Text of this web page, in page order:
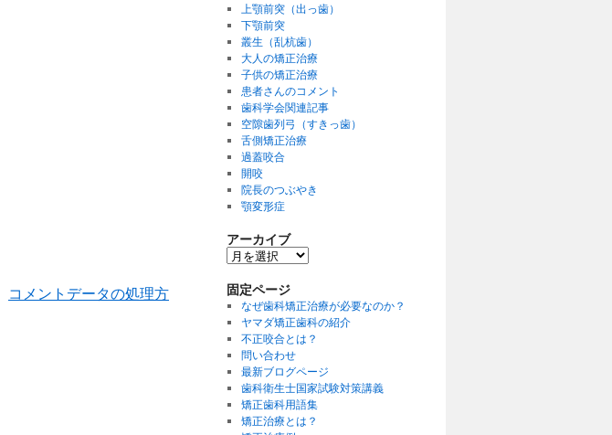
コメントデータの処理方
上顎前突（出っ歯）
下顎前突
叢生（乱杭歯）
大人の矯正治療
子供の矯正治療
患者さんのコメント
歯科学会関連記事
空隙歯列弓（すきっ歯）
舌側矯正治療
過蓋咬合
開咬
院長のつぶやき
顎変形症
アーカイブ
ア
カ
イ
ブ
固定ページ
なぜ歯科矯正治療が必要なのか？
ヤマダ矯正歯科の紹介
不正咬合とは？
問い合わせ
最新ブログページ
歯科衛生士国家試験対策講義
矯正歯科用語集
矯正治療とは？